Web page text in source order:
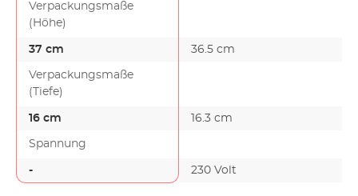
Verpackungsmaße
(Höhe)
37 cm 36.5 cm
Verpackungsmaße
(Tiefe)
16 cm 16.3 cm
Spannung
- 230 Volt